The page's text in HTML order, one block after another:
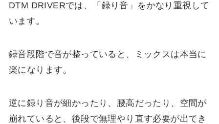
DTM DRIVERでは、「録り音」をかなり重視して
います。
録音段階で音が整っていると、ミックスは本当に
楽になります。
逆に録り音が細かったり、腰高だったり、空間が
崩れていると、後段で無理やり直す必要が出てき